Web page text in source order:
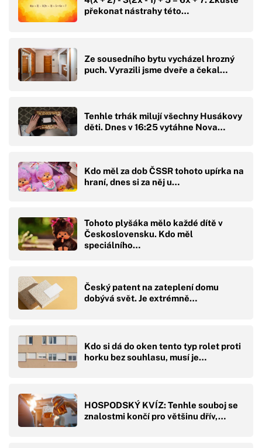
překonat nástrahy této…
Ze sousedního bytu vycházel hrozný
puch. Vyrazili jsme dveře a čekal…
Tenhle trhák milují všechny Husákovy
děti. Dnes v 16:25 vytáhne Nova…
Kdo měl za dob ČSSR tohoto upírka na
hraní, dnes si za něj u…
Tohoto plyšáka mělo každé dítě v
Československu. Kdo měl
speciálního…
Český patent na zateplení domu
dobývá svět. Je extrémně…
Kdo si dá do oken tento typ rolet proti
horku bez souhlasu, musí je…
HOSPODSKÝ KVÍZ: Tenhle souboj se
znalostmi končí pro většinu dřív,…